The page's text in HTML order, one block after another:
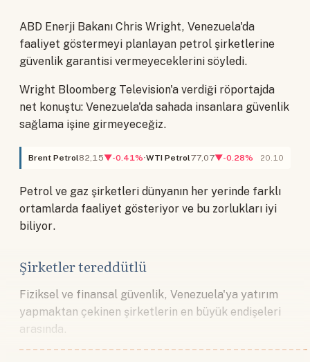
ABD Enerji Bakanı Chris Wright, Venezuela'da
faaliyet göstermeyi planlayan petrol şirketlerine
güvenlik garantisi vermeyeceklerini söyledi.
Wright Bloomberg Television'a verdiği röportajda
net konuştu: Venezuela'da sahada insanlara güvenlik
sağlama işine girmeyeceğiz.
Brent Petrol82,15▼-0.41% WTI Petrol77,07▼-0.28% 20.10
Petrol ve gaz şirketleri dünyanın her yerinde farklı
ortamlarda faaliyet gösteriyor ve bu zorlukları iyi
biliyor.
Şirketler tereddütlü
Fiziksel ve finansal güvenlik, Venezuela'ya yatırım
yapmaktan çekinen şirketlerin en büyük endişeleri
arasında.